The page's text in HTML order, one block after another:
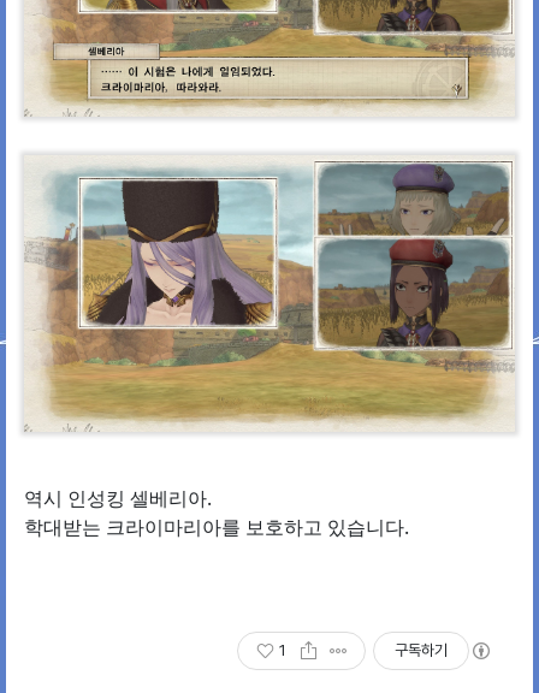
역시 인성킹 셀베리아.
학대받는 크라이마리아를 보호하고 있습니다.
1 구독하기